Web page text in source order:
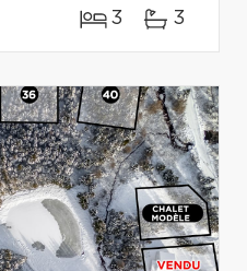
3 3